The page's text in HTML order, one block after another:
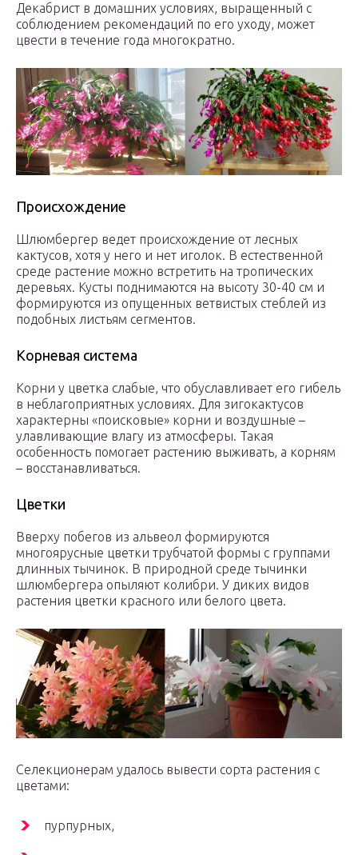
Декабрист в домашних условиях, выращенный с
соблюдением рекомендаций по его уходу, может
цвести в течение года многократно.
Происхождение
Шлюмбергер ведет происхождение от лесных
кактусов, хотя у него и нет иголок. В естественной
среде растение можно встретить на тропических
деревьях. Кусты поднимаются на высоту 30-40 см и
формируются из опущенных ветвистых стеблей из
подобных листьям сегментов.
Корневая система
Корни у цветка слабые, что обуславливает его гибель
в неблагоприятных условиях. Для зигокактусов
характерны «поисковые» корни и воздушные –
улавливающие влагу из атмосферы. Такая
особенность помогает растению выживать, а корням
– восстанавливаться.
Цветки
Вверху побегов из альвеол формируются
многоярусные цветки трубчатой формы с группами
длинных тычинок. В природной среде тычинки
шлюмбергера опыляют колибри. У диких видов
растения цветки красного или белого цвета.
Селекционерам удалось вывести сорта растения с
цветами:
пурпурных,